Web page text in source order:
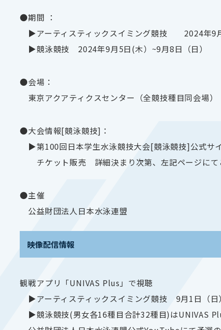
●期間 ：
▶アーティスティックスイミング競技 2024年9
▶競泳競技 2024年9月5日(木）~9月8日（日）
●会場：
東京アクアティクスセンター（全競技種目同会場）
●大会情報[競泳競技]：
▶第100回日本学生水泳競技大会[競泳競技]公式
チケット販売 詳細決まり次第、左記ページに
●主催
公益財団法人日本水泳連盟
映像配信情報
観戦アプリ「UNIVAS Plus」で視聴
▶アーティスティックスイミング競技 9月1日（日
▶競泳競技(男女各16種目合計32種目)はUNIVAS